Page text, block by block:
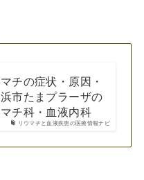
リウマチと血液疾患の医療情報ナビ
チの症状・原因・
市たまプラーザの
チ科・血液内科